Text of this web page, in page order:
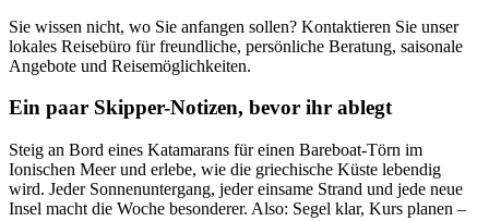
Sie wissen nicht, wo Sie anfangen sollen? Kontaktieren Sie unser
lokales Reisebüro für freundliche, persönliche Beratung, saisonale
Angebote und Reisemöglichkeiten.
Ein paar Skipper-Notizen, bevor ihr ablegt
Steig an Bord eines Katamarans für einen Bareboat-Törn im
Ionischen Meer und erlebe, wie die griechische Küste lebendig
wird. Jeder Sonnenuntergang, jeder einsame Strand und jede neue
Insel macht die Woche besonderer. Also: Segel klar, Kurs planen –